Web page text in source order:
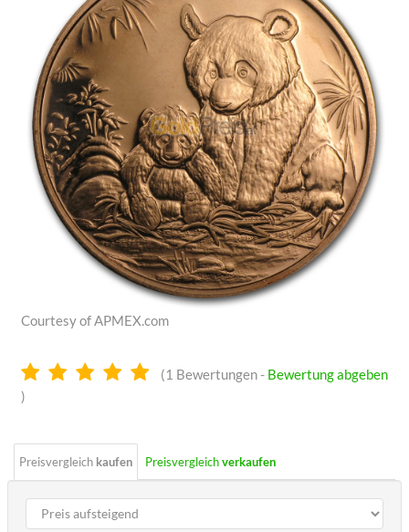
Courtesy of APMEX.com
5.0
(1 Bewertungen - Bewertung abgeben
)
Preisvergleich kaufen Preisvergleichverkaufen